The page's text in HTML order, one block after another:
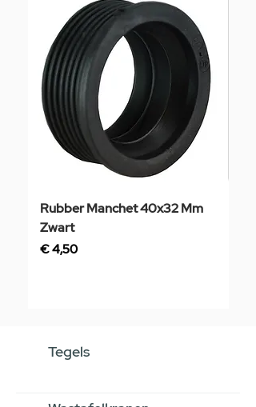
Rubber Manchet 40x32 Mm
Zwart
Prijs
€ 4,50
Tegels